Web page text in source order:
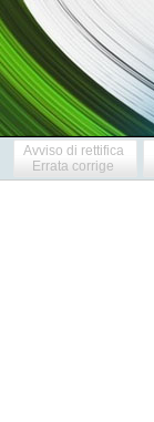
Avviso di rettifica
Errata corrige